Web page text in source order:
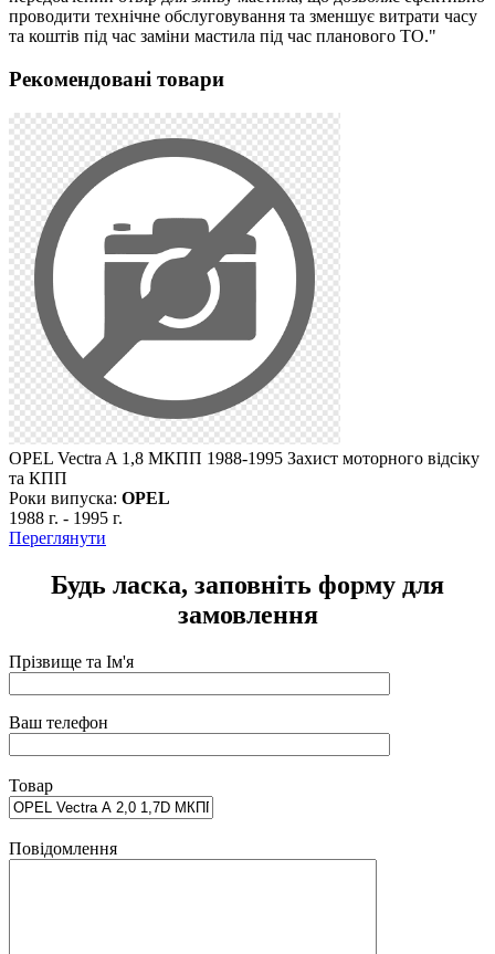
проводити технічне обслуговування та зменшує витрати часу
та коштів під час заміни мастила під час планового ТО."
Рекомендовані товари
OPEL Vectra A 1,8 МКПП 1988-1995 Захист моторного відсіку
та КПП
Роки випуска: OPEL
1988 г. - 1995 г.
Переглянути
Будь ласка, заповніть форму для
замовлення
Прізвище та Ім'я
Ваш телефон
Товар
Повідомлення